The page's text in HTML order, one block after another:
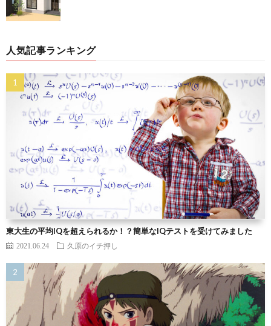
人気記事ランキング
東大生の平均IQを超えられるか！？簡単なIQテストを受けてみました
2021.06.24 久原のイチ押し